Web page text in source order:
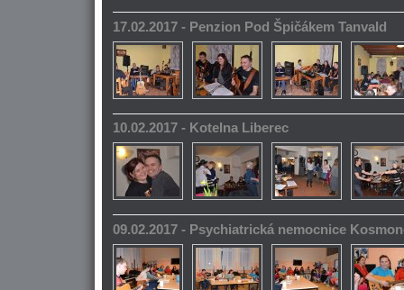
17.02.2017 - Penzion Pod Špičákem Tanvald
10.02.2017 - Kotelna Liberec
09.02.2017 - Psychiatrická nemocnice